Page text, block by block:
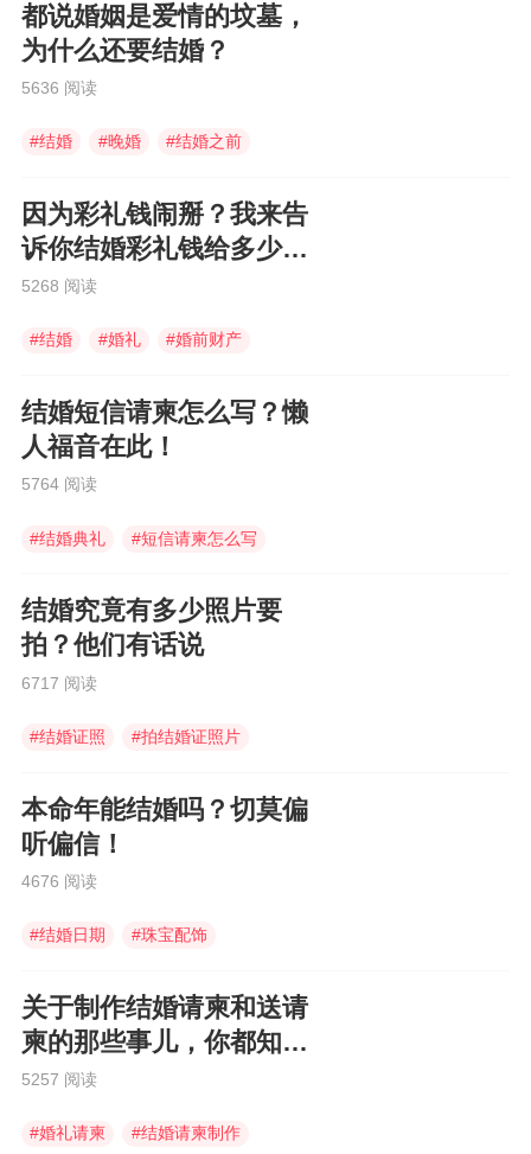
都说婚姻是爱情的坟墓，
为什么还要结婚？
5636 阅读
#结婚 #晚婚 #结婚之前
因为彩礼钱闹掰？我来告
诉你结婚彩礼钱给多少合
适！
5268 阅读
#结婚 #婚礼 #婚前财产
结婚短信请柬怎么写？懒
人福音在此！
5764 阅读
#结婚典礼 #短信请柬怎么写
结婚究竟有多少照片要
拍？他们有话说
6717 阅读
#结婚证照 #拍结婚证照片
本命年能结婚吗？切莫偏
听偏信！
4676 阅读
#结婚日期 #珠宝配饰
关于制作结婚请柬和送请
柬的那些事儿，你都知道
吗？
5257 阅读
#婚礼请柬 #结婚请柬制作